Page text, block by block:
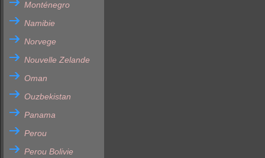
Monténegro
Namibie
Norvege
Nouvelle Zelande
Oman
Ouzbekistan
Panama
Perou
Perou Bolivie